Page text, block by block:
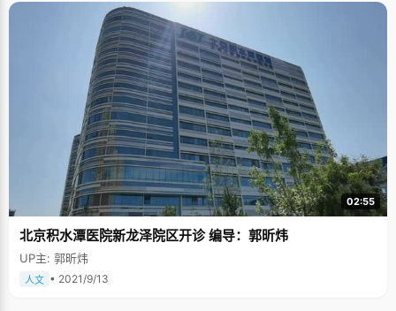
向，平时放学后就乖乖回家，很少出去玩，"老老实实"的在家里呆着，做作
业、看书、打牌、跟爸爸下象棋。回忆童年，朱诗雄感觉特别轻松愉快，虽
然爸爸妈妈都是老师，但他们对孩子的教育没有显得特别的迫切，除了在必
要的时候给他加几道算术题以外，从来不强迫朱诗雄学什么："看我自己兴趣
而定了。妈妈曾经试着教我钢琴，因为弹得实在太难听了，就放弃了，"朱诗
雄调侃自己说："琴棋书画，我就只会下棋，幸好还学会了一样。" 一般人都
认为，往往聪明的孩子总是不那么乖巧的，常常会有不规矩的行为，我认为
朱诗雄应该属于上述一类，因为他虽然有着乖巧的外表，但从小就时常会有
着些不乖巧的行为，至少不能算是循规蹈矩。小时候偷农民地瓜，偷摘学校
芒果一类暂且不提，初中当班长的时候也不老实："我上课喜欢讲话，会拉着
前后左右的同学一起说，因为我学习好吧，老师很少批评我，总是批评周围
同学，或者给我调座位，大概调了四五次座位，结果还是一样。"说起来，朱
诗雄还有些愧疚，"冤枉了不少同学呀。" 紧张的高中阶段，朱诗雄有时候会
逃自习课去打乒乓球或者去网吧玩游戏，不过之前他都会跟老师打电话声明
一下"我今天不想去上课了。"高中压力大，适当的放松也能得到老师们的谅
解。朱诗雄最擅长的游戏是CS和泡泡堂，周末的时候，他就跟同学们组队与
隔壁班5V5，泡泡堂的水平达到了没有班级敢来挑战的成程度。 说到游戏，
培养起来的："初中的时候，玩的游戏多了就想着自己也做游戏吧，于是就开
始自学编程，自己跑去书店买了很多书回来看，有什么问题就去找计算机老
02:55
北京积水潭医院新龙泽院区开诊 编导：郭昕炜
UP主: 郭昕炜
人文 • 2021/9/13